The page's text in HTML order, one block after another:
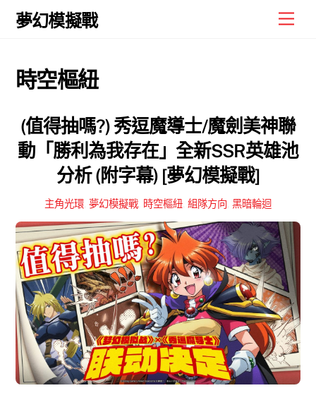
Skip
夢幻模擬戰
時空樞紐
(值得抽嗎?) 秀逗魔導士/魔劍美神聯
動「勝利為我存在」全新SSR英雄池
分析 (附字幕) [夢幻模擬戰]
主角光環 夢幻模擬戰 時空樞紐 組隊方向 黑暗輪迴